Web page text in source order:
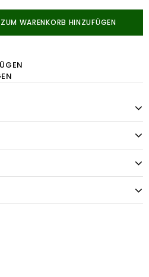
ZUM WARENKORB HINZUFÜGEN